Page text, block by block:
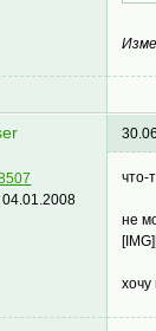
04.01.2008
что-
не
[IMG]
хочу